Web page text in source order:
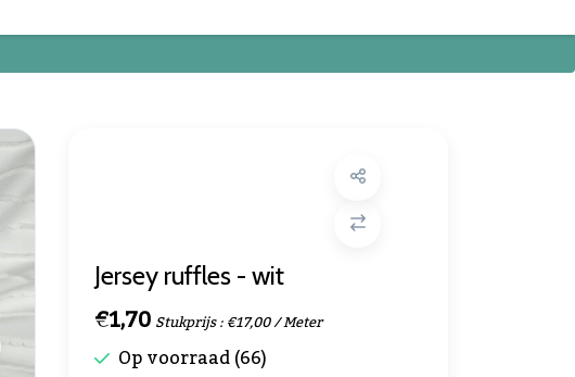
Jersey ruffles - wit
€1,70Stukprijs : €17,00 / Meter
Op voorraad (66)